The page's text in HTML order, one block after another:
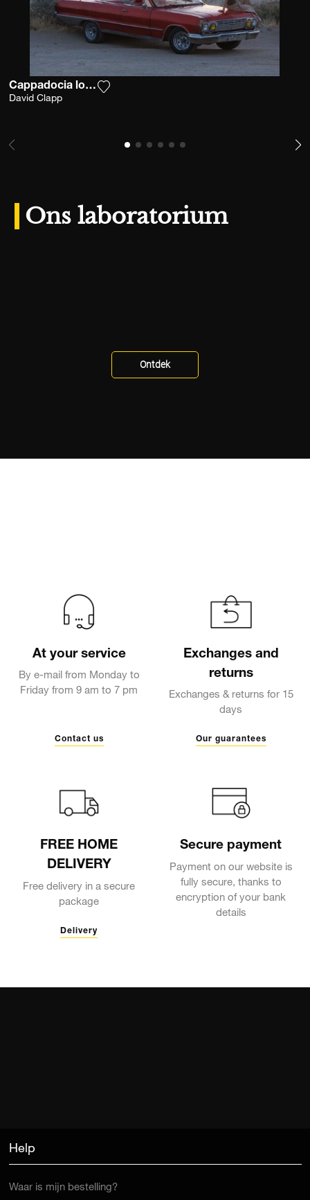
Cappadocia love valley 1
David Clapp
Ons laboratorium
Ontdek
At your service
By e-mail from Monday to
Friday from 9 am to 7 pm
Contact us
Exchanges and
returns
Exchanges & returns for 15
days
Our guarantees
FREE HOME
DELIVERY
Free delivery in a secure
package
Delivery
Secure payment
Payment on our website is
fully secure, thanks to
encryption of your bank
details
Help
Waar is mijn bestelling?